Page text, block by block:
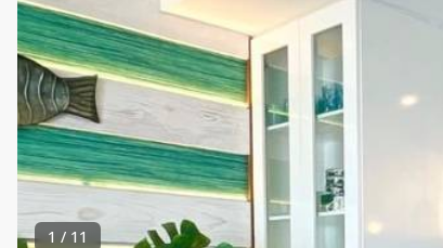
1 / 11